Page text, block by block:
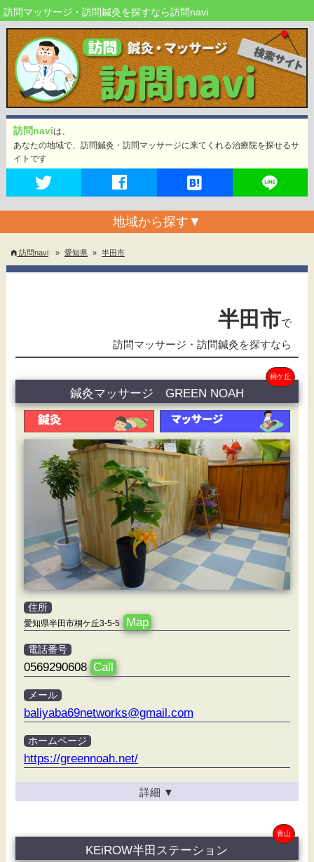
訪問マッサージ・訪問鍼灸を探すなら訪問navi
訪問naviは、
あなたの地域で、訪問鍼灸・訪問マッサージに来てくれる治療院を探せるサ
イトです
地域から探す ▼
訪問navi » 愛知県 » 半田市
半田市で
訪問マッサージ・訪問鍼灸を探すなら
桐ケ丘
鍼灸マッサージ GREEN NOAH
住所
愛知県半田市桐ケ丘3-5-5 Map
電話番号
0569290608 Call
メール
baliyaba69networks@gmail.com
ホームページ
https://greennoah.net/
詳細 ▼
青山
KEiROW半田ステーション